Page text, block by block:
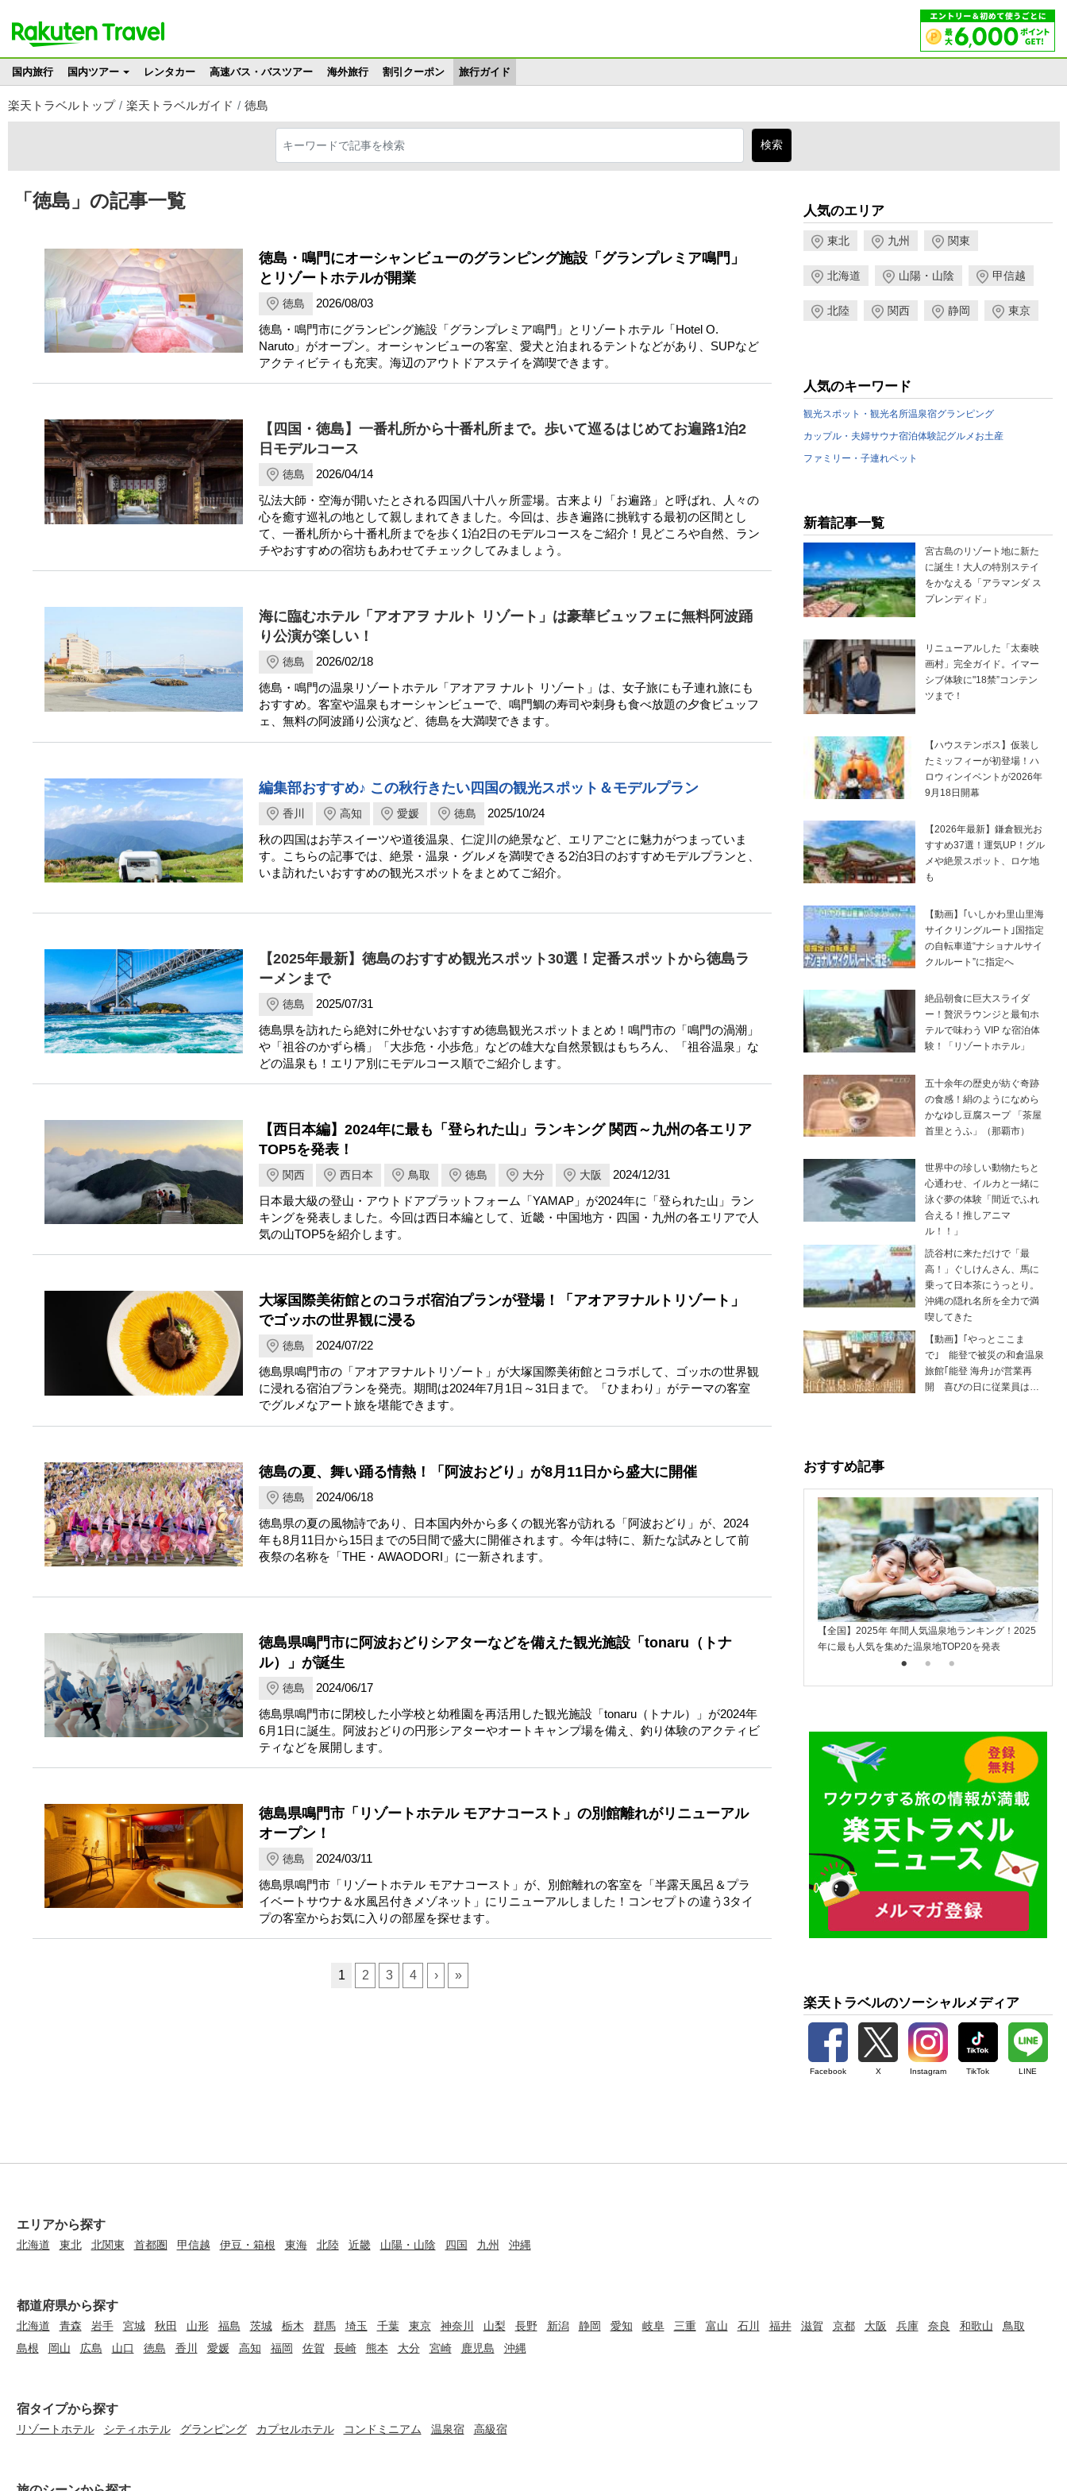
国内旅行 国内ツアー レンタカー 高速バス・バスツアー 海外旅行 割引クーポン 旅行ガイド
楽天トラベルトップ 楽天トラベルガイド 徳島
「徳島」の記事一覧
徳島・鳴門にオーシャンビューのグランピング施設「グランプレミア鳴門」
とリゾートホテルが開業
徳島
2026/08/03
徳島・鳴門市にグランピング施設「グランプレミア鳴門」とリゾートホテル「Hotel O.
Naruto」がオープン。オーシャンビューの客室、愛犬と泊まれるテントなどがあり、SUPなど
アクティビティも充実。海辺のアウトドアステイを満喫できます。
【四国・徳島】一番札所から十番札所まで。歩いて巡るはじめてお遍路1泊2
日モデルコース
徳島
2026/04/14
弘法大師・空海が開いたとされる四国八十八ヶ所霊場。古来より「お遍路」と呼ばれ、人々の
心を癒す巡礼の地として親しまれてきました。今回は、歩き遍路に挑戦する最初の区間とし
て、一番札所から十番札所までを歩く1泊2日のモデルコースをご紹介！見どころや自然、ラン
チやおすすめの宿坊もあわせてチェックしてみましょう。
海に臨むホテル「アオアヲ ナルト リゾート」は豪華ビュッフェに無料阿波踊
り公演が楽しい！
徳島
2026/02/18
徳島・鳴門の温泉リゾートホテル「アオアヲ ナルト リゾート」は、女子旅にも子連れ旅にも
おすすめ。客室や温泉もオーシャンビューで、鳴門鯛の寿司や刺身も食べ放題の夕食ビュッフ
ェ、無料の阿波踊り公演など、徳島を大満喫できます。
編集部おすすめ♪ この秋行きたい四国の観光スポット＆モデルプラン
香川 高知 愛媛 徳島
2025/10/24
秋の四国はお芋スイーツや道後温泉、仁淀川の絶景など、エリアごとに魅力がつまっていま
す。こちらの記事では、絶景・温泉・グルメを満喫できる2泊3日のおすすめモデルプランと、
いま訪れたいおすすめの観光スポットをまとめてご紹介。
【2025年最新】徳島のおすすめ観光スポット30選！定番スポットから徳島ラ
ーメンまで
徳島
2025/07/31
徳島県を訪れたら絶対に外せないおすすめ徳島観光スポットまとめ！鳴門市の「鳴門の渦潮」
や「祖谷のかずら橋」「大歩危・小歩危」などの雄大な自然景観はもちろん、「祖谷温泉」な
どの温泉も！エリア別にモデルコース順でご紹介します。
【西日本編】2024年に最も「登られた山」ランキング 関西～九州の各エリア
TOP5を発表！
関西 西日本 鳥取 徳島 大分 大阪
2024/12/31
日本最大級の登山・アウトドアプラットフォーム「YAMAP」が2024年に「登られた山」ラン
キングを発表しました。今回は西日本編として、近畿・中国地方・四国・九州の各エリアで人
気の山TOP5を紹介します。
大塚国際美術館とのコラボ宿泊プランが登場！「アオアヲナルトリゾート」
でゴッホの世界観に浸る
徳島
2024/07/22
徳島県鳴門市の「アオアヲナルトリゾート」が大塚国際美術館とコラボして、ゴッホの世界観
に浸れる宿泊プランを発売。期間は2024年7月1日～31日まで。「ひまわり」がテーマの客室
でグルメなアート旅を堪能できます。
徳島の夏、舞い踊る情熱！「阿波おどり」が8月11日から盛大に開催
徳島
2024/06/18
徳島県の夏の風物詩であり、日本国内外から多くの観光客が訪れる「阿波おどり」が、2024
年も8月11日から15日までの5日間で盛大に開催されます。今年は特に、新たな試みとして前
夜祭の名称を「THE・AWAODORI」に一新されます。
徳島県鳴門市に阿波おどりシアターなどを備えた観光施設「tonaru（トナ
ル）」が誕生
徳島
2024/06/17
徳島県鳴門市に閉校した小学校と幼稚園を再活用した観光施設「tonaru（トナル）」が2024年
6月1日に誕生。阿波おどりの円形シアターやオートキャンプ場を備え、釣り体験のアクティビ
ティなどを展開します。
徳島県鳴門市「リゾートホテル モアナコースト」の別館離れがリニューアル
オープン！
徳島
2024/03/11
徳島県鳴門市「リゾートホテル モアナコースト」が、別館離れの客室を「半露天風呂＆プラ
イベートサウナ＆水風呂付きメゾネット」にリニューアルしました！コンセプトの違う3タイ
プの客室からお気に入りの部屋を探せます。
1
2 3 4 › »
人気のエリア
東北 九州 関東
北海道 山陽・山陰 甲信越
北陸 関西 静岡 東京
人気のキーワード
観光スポット・観光名所温泉宿グランピング
カップル・夫婦サウナ宿泊体験記グルメ お土産
ファミリー・子連れペット
新着記事一覧
宮古島のリゾート地に新た
に誕生！大人の特別ステイ
をかなえる「アラマンダ ス
プレンディド」
リニューアルした「太秦映
画村」完全ガイド。イマー
シブ体験に"18禁”コンテン
ツまで！
【ハウステンボス】仮装し
たミッフィーが初登場！ハ
ロウィンイベントが2026年
9月18日開幕
【2026年最新】鎌倉観光お
すすめ37選！運気UP！グル
メや絶景スポット、ロケ地
も
【動画】｢いしかわ里山里海
サイクリングルート｣国指定
の自転車道“ナショナルサイ
クルルート”に指定へ
絶品朝食に巨大スライダ
ー！贅沢ラウンジと最旬ホ
テルで味わう VIP な宿泊体
験！「リゾートホテル」
五十余年の歴史が紡ぐ奇跡
の食感！絹のようになめら
かなゆし豆腐スープ 「茶屋
首里とうふ」（那覇市）
世界中の珍しい動物たちと
心通わせ、イルカと一緒に
泳ぐ夢の体験「間近でふれ
合える！推しアニマ
ル！！」
読谷村に来ただけで「最
高！」ぐしけんさん、馬に
乗って日本茶にうっとり。
沖縄の隠れ名所を全力で満
喫してきた
【動画】｢やっとここま
で｣ 能登で被災の和倉温泉
旅館｢能登 海舟｣が営業再
開 喜びの日に従業員は…
おすすめ記事
【全国】2025年 年間人気温泉地ランキング！2025
年に最も人気を集めた温泉地TOP20を発表
楽天トラベルのソーシャルメディア
Facebook X Instagram TikTok LINE
エリアから探す
北海道 東北 北関東 首都圏 甲信越 伊豆・箱根 東海 北陸 近畿 山陽・山陰 四国 九州 沖縄
都道府県から探す
北海道 青森 岩手 宮城 秋田 山形 福島 茨城 栃木 群馬 埼玉 千葉 東京 神奈川 山梨 長野 新潟 静岡 愛知 岐阜 三重 富山 石川 福井 滋賀 京都 大阪 兵庫 奈良 和歌山
鳥取
島根
岡山 広島 山口 徳島 香川 愛媛 高知 福岡 佐賀 長崎 熊本 大分 宮崎 鹿児島 沖縄
宿タイプから探す
リゾートホテル シティホテル グランピング カプセルホテル コンドミニアム 温泉宿 高級宿